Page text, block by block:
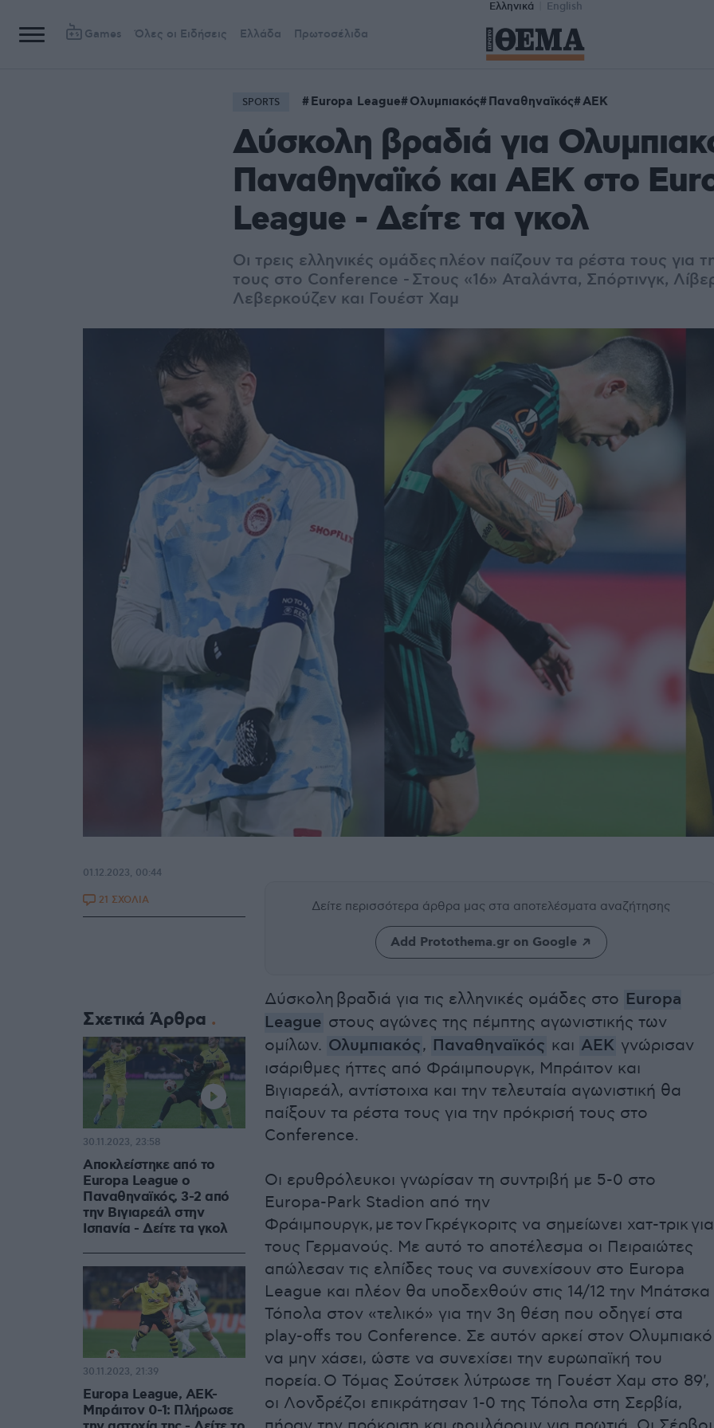
Ελληνικά English
Games Όλες οι Ειδήσεις Ελλάδα Πρωτοσέλιδα
SPORTS Europa League Ολυμπιακός Παναθηναϊκός ΑΕΚ
Δύσκολη βραδιά για
Παναθηναϊκό και ΑΕΚ στο
League - Δείτε τα γκολ
Οι τρεις ελληνικές ομάδες πλέον παίζουν τα ρέστα τους για
τους στο Conference - Στους «16» Αταλάντα, Σπόρτινγκ,
Λεβερκούζεν και Γουέστ Χαμ
Δείτε περισσότερα άρθρα μας στα αποτελέσματα αναζήτησης
Add Protothema.gr on Google
Δύσκολη βραδιά για τις ελληνικές ομάδες στο Europa
League στους αγώνες της πέμπτης αγωνιστικής των
ομίλων. Ολυμπιακός, Παναθηναϊκός και ΑΕΚ γνώρισαν
ισάριθμες ήττες από Φράιμπουργκ, Μπράιτον και
Βιγιαρεάλ, αντίστοιχα και την τελευταία αγωνιστική θα
παίξουν τα ρέστα τους για την πρόκρισή τους στο
Conference.
Οι ερυθρόλευκοι γνωρίσαν τη συντριβή με 5-0 στο
Europa-Park Stadion από την
Φράιμπουργκ, με τον Γκρέγκοριτς να σημείωνει χατ-τρικ για
τους Γερμανούς. Με αυτό το αποτέλεσμα οι Πειραιώτες
απώλεσαν τις ελπίδες τους να συνεχίσουν στο Europa
League και πλέον θα υποδεχθούν στις 14/12 την Μπάτσκα
Τόπολα στον «τελικό» για την 3η θέση που οδηγεί στα
play-offs του Conference. Σε αυτόν αρκεί στον Ολυμπιακό
να μην χάσει, ώστε να συνεχίσει την ευρωπαϊκή του
πορεία. Ο Τόμας Σούτσεκ λύτρωσε τη Γουέστ Χαμ στο 89',
οι Λονδρέζοι επικράτησαν 1-0 της Τόπολα στη Σερβία,
01.12.2023, 00:44
21 ΣΧΟΛΙΑ
Σχετικά Άρθρα
Αποκλείστηκε από το
Europa League o
Παναθηναϊκός, 3-2 από
την Βιγιαρεάλ στην
Ισπανία - Δείτε τα γκολ
30.11.2023, 23:58
Europa League, ΑΕΚ-
Μπράιτον 0-1: Πλήρωσε
30.11.2023, 21:39